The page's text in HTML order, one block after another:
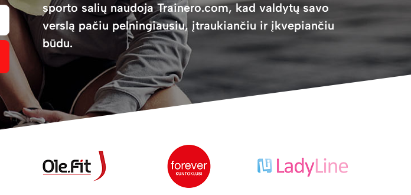
sporto salių naudoja Trainero.com, kad valdytų savo
verslą pačiu pelningiausiu, įtraukiančiu ir įkvepiančiu
būdu.